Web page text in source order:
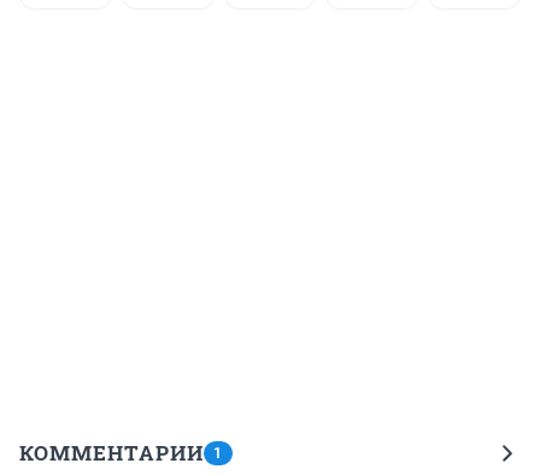
КОММЕНТАРИИ 1